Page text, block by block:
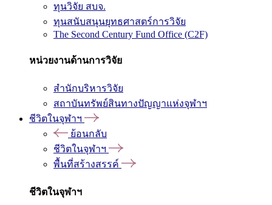
ทุนวิจัย สบจ.
ทุนสนับสนุนยุทธศาสตร์การวิจัย
The Second Century Fund Office (C2F)
หน่วยงานด้านการวิจัย
สำนักบริหารวิจัย
สถาบันทรัพย์สินทางปัญญาแห่งจุฬาฯ
ชีวิตในจุฬาฯ
ย้อนกลับ
ชีวิตในจุฬาฯ
พื้นที่สร้างสรรค์
ชีวิตในจุฬาฯ